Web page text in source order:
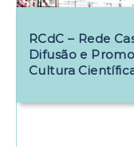
RCdC – Rede
Difusão e
Cultura